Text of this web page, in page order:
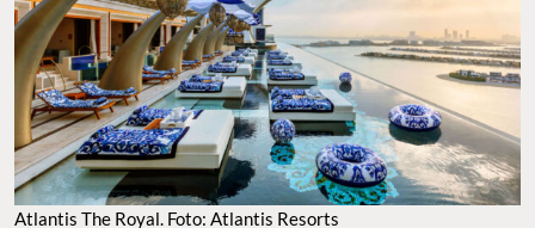
ATLANTIS THE ROYAL. FOTO: ATLANTIS RESORTS